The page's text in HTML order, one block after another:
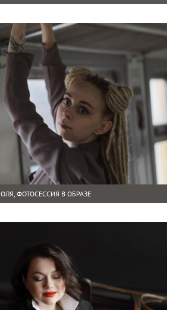
ОЛЯ, ФОТОСЕССИЯ В ОБРАЗЕ